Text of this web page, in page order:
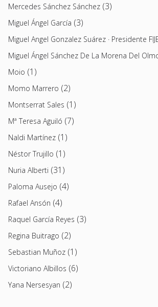
Mercedes Sánchez Sánchez (3)
Miguel Ángel García (3)
Miguel Angel Gonzalez Suárez · Presidente
Miguel Ángel Sánchez De La Morena Del
Moio (1)
Momo Marrero (2)
Montserrat Sales (1)
Mª Teresa Aguiló (7)
Naldi Martínez (1)
Néstor Trujillo (1)
Nuria Alberti (31)
Paloma Ausejo (4)
Rafael Ansón (4)
Raquel García Reyes (3)
Regina Buitrago (2)
Sebastian Muñoz (1)
Victoriano Albillos (6)
Yana Nersesyan (2)